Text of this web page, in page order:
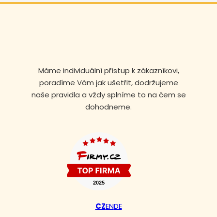
Máme individuální přístup k zákazníkovi,
poradíme Vám jak ušetřit, dodržujeme
naše pravidla a vždy splníme to na čem se
dohodneme.
CZENDE